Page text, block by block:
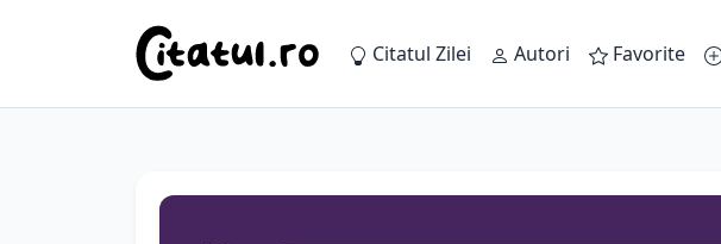
Citatul Zilei Autori Favorite